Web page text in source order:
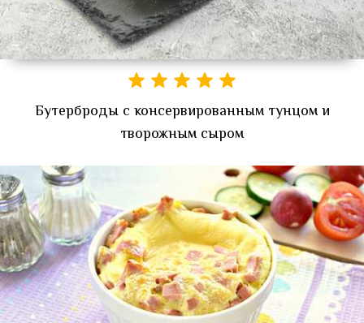
Бутерброды с консервированным тунцом и
творожным сыром